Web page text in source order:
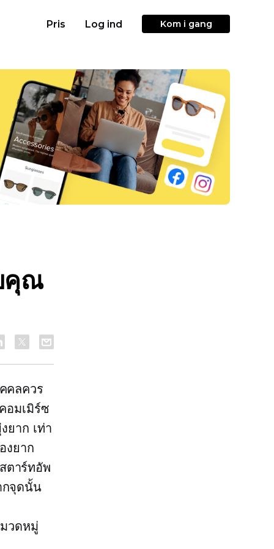
Pris Log ind Kom i gang
คุณ
คลควร
อมเมิร์ซ
ยาก เท่า
งยาก
ตาร์ทอัพ
กจุดนั้น
วดหมู่